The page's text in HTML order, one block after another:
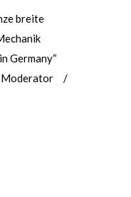
breite
Germany“
/